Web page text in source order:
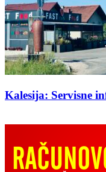
Kalesija: Servisne